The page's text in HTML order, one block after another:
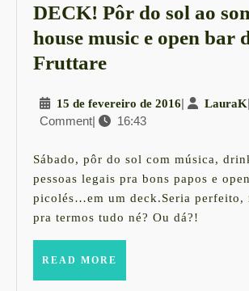
DECK! Pôr do sol ao
house music e open bar
FruttareOnde
no
sábado
.:.
FESTA
DECK!
do
sol
15 de fevereiro de 201615
de
| LauraK|
Comment| 16:43
Sábado, pôr do sol com música,
pessoas legais pra bons papos e
picolés…em um deck.Seria perfeito,
pra termos tudo né? Ou dá?!
READ MORE